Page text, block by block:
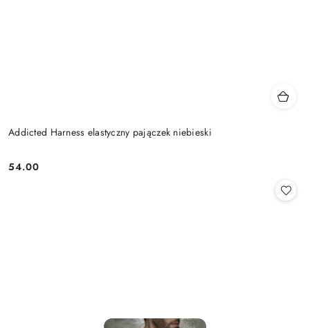
Addicted Harness elastyczny pajączek niebieski
Cena:
54.00